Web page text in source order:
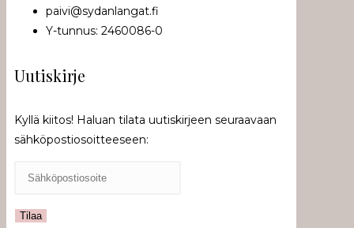
paivi@sydanlangat.fi
Y-tunnus: 2460086-0
Uutiskirje
Kyllä kiitos! Haluan tilata uutiskirjeen seuraavaan
sähköpostiosoitteeseen: